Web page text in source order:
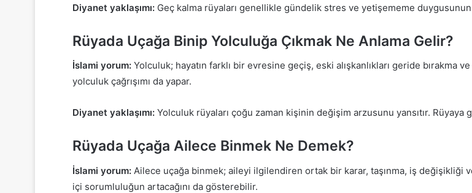
Diyanet yaklaşımı: Geç kalma rüyaları genellikle gündelik stres ve yetişememe duygusunun
Rüyada Uçağa Binip Yolculuğa Çıkmak Ne Anlama Gelir?
İslami yorum: Yolculuk; hayatın farklı bir evresine geçiş, eski alışkanlıkları geride bırakma
yolculuk çağrışımı da yapar.
Diyanet yaklaşımı: Yolculuk rüyaları çoğu zaman kişinin değişim arzusunu yansıtır.
Rüyada Uçağa Ailece Binmek Ne Demek?
İslami yorum: Ailece uçağa binmek; aileyi ilgilendiren ortak bir karar, taşınma, iş
içi sorumluluğun artacağını da gösterebilir.